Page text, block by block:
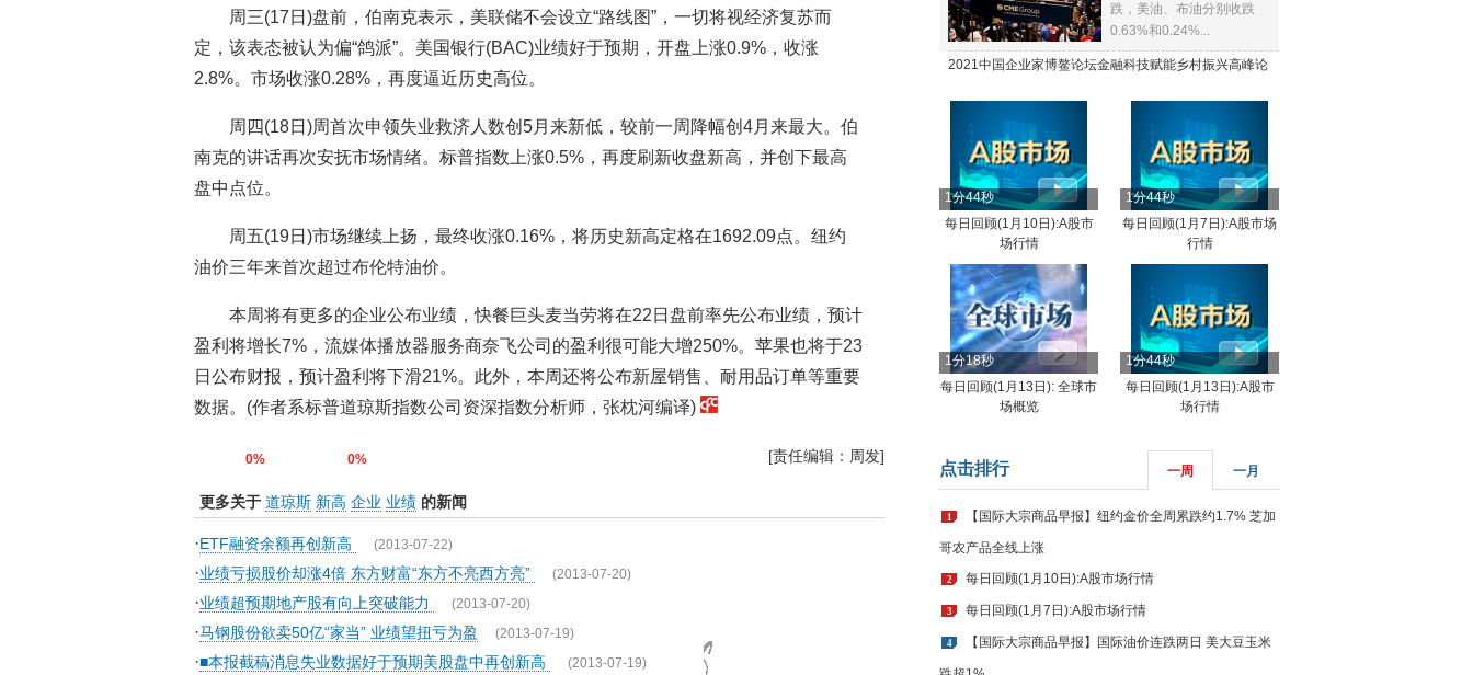
周三(17日)盘前，伯南克表示，美联储不会设立“路线图”，一切将视经济复苏而
定，该表态被认为偏“鸽派”。美国银行(BAC)业绩好于预期，开盘上涨0.9%，收涨
2.8%。市场收涨0.28%，再度逼近历史高位。
周四(18日)周首次申领失业救济人数创5月来新低，较前一周降幅创4月来最大。伯
南克的讲话再次安抚市场情绪。标普指数上涨0.5%，再度刷新收盘新高，并创下最高
盘中点位。
周五(19日)市场继续上扬，最终收涨0.16%，将历史新高定格在1692.09点。纽约
油价三年来首次超过布伦特油价。
本周将有更多的企业公布业绩，快餐巨头麦当劳将在22日盘前率先公布业绩，预计
盈利将增长7%，流媒体播放器服务商奈飞公司的盈利很可能大增250%。苹果也将于23
日公布财报，预计盈利将下滑21%。此外，本周还将公布新屋销售、耐用品订单等重要
数据。(作者系标普道琼斯指数公司资深指数分析师，张枕河编译)
0% 0% [责任编辑：周发]
更多关于 道琼斯 新高 企业 业绩 的新闻
·ETF融资余额再创新高 (2013-07-22)
·业绩亏损股价却涨4倍 东方财富“东方不亮西方亮” (2013-07-20)
·业绩超预期地产股有向上突破能力 (2013-07-20)
·马钢股份欲卖50亿“家当” 业绩望扭亏为盈 (2013-07-19)
·■本报截稿消息失业数据好于预期美股盘中再创新高 (2013-07-19)
跌，美油、布油分别收跌
0.63%和0.24%...
2021中国企业家博鳌论坛金融科技赋能乡村振兴高峰论
1分44秒
每日回顾(1月10日):A股市
场行情
1分44秒
每日回顾(1月7日):A股市场
行情
1分18秒
每日回顾(1月13日): 全球市
场概览
1分44秒
每日回顾(1月13日):A股市
场行情
点击排行 一周 一月
1 【国际大宗商品早报】纽约金价全周累跌约1.7% 芝加
哥农产品全线上涨
2 每日回顾(1月10日):A股市场行情
3 每日回顾(1月7日):A股市场行情
4 【国际大宗商品早报】国际油价连跌两日 美大豆玉米